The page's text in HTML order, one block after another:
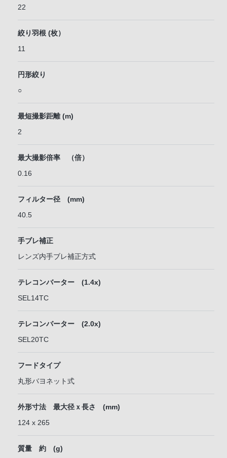
22
絞り羽根 (枚）
11
円形絞り
○
最短撮影距離 (m)
2
最大撮影倍率 （倍）
0.16
フィルター径 (mm)
40.5
手ブレ補正
レンズ内手ブレ補正方式
テレコンバーター (1.4x)
SEL14TC
テレコンバーター (2.0x)
SEL20TC
フードタイプ
丸形バヨネット式
外形寸法 最大径ｘ長さ (mm)
124 x 265
質量 約 (g)